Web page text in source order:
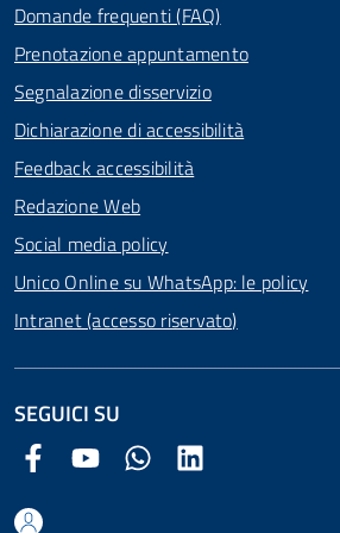
Domande frequenti (FAQ)
Prenotazione appuntamento
Segnalazione disservizio
Dichiarazione di accessibilità
Feedback accessibilità
Redazione Web
Social media policy
Unico Online su WhatsApp: le policy
Intranet (accesso riservato)
SEGUICI SU
Facebook Comune di Arezzo
Youtube Comune di Arezzo
Twitter Comune di Arezzo